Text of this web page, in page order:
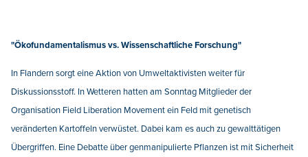
"Ökofundamentalismus vs. Wissenschaftliche Forschung"
In Flandern sorgt eine Aktion von Umweltaktivisten weiter für
Diskussionsstoff. In Wetteren hatten am Sonntag Mitglieder der
Organisation Field Liberation Movement ein Feld mit genetisch
veränderten Kartoffeln verwüstet. Dabei kam es auch zu gewalttätigen
Übergriffen. Eine Debatte über genmanipulierte Pflanzen ist mit Sicherheit